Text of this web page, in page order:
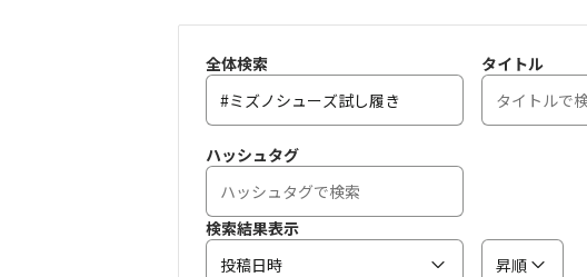
全体検索 タイトル
ハッシュタグ
検索結果表示
投稿日時
昇順